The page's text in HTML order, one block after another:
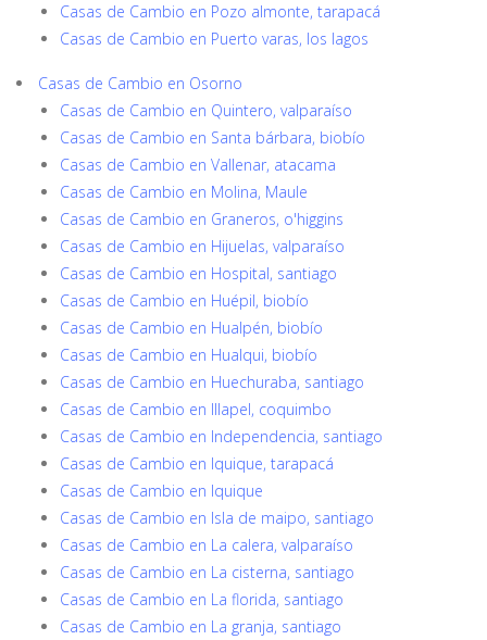
Casas de Cambio en Pozo almonte, tarapacá
Casas de Cambio en Puerto varas, los lagos
Casas de Cambio en Osorno
Casas de Cambio en Quintero, valparaíso
Casas de Cambio en Santa bárbara, biobío
Casas de Cambio en Vallenar, atacama
Casas de Cambio en Molina, Maule
Casas de Cambio en Graneros, o'higgins
Casas de Cambio en Hijuelas, valparaíso
Casas de Cambio en Hospital, santiago
Casas de Cambio en Huépil, biobío
Casas de Cambio en Hualpén, biobío
Casas de Cambio en Hualqui, biobío
Casas de Cambio en Huechuraba, santiago
Casas de Cambio en Illapel, coquimbo
Casas de Cambio en Independencia, santiago
Casas de Cambio en Iquique, tarapacá
Casas de Cambio en Iquique
Casas de Cambio en Isla de maipo, santiago
Casas de Cambio en La calera, valparaíso
Casas de Cambio en La cisterna, santiago
Casas de Cambio en La florida, santiago
Casas de Cambio en La granja, santiago